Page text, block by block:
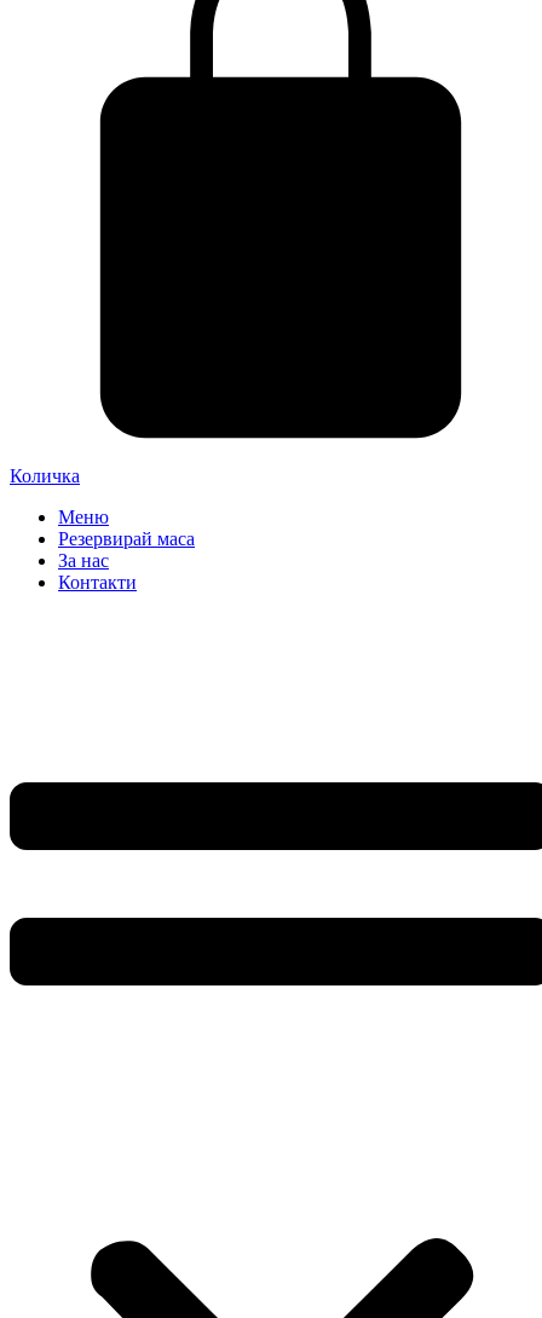
Количка
Меню
Резервирай маса
За нас
Контакти